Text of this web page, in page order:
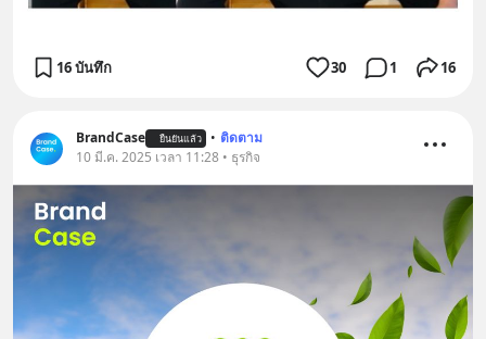
16 บันทึก 30 1 16
BrandCase ยืนยันแล้ว • ติดตาม
10 มี.ค. 2025 เวลา 11:28 • ธุรกิจ